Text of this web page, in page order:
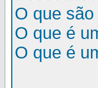
O que são
O que é
O que é